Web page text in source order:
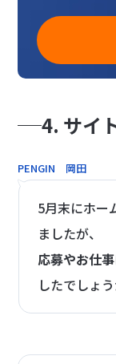
4. サイ
PENGIN 岡田
5月末にホー
ましたが、
応募やお仕
したでしょ